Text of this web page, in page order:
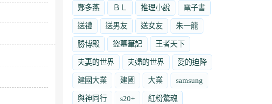
鄭多燕 ＢＬ 推理小說 電子書
送禮 送男友 送女友 朱一龍
勝博殿 盜墓筆記 王者天下
夫妻的世界 夫婦的世界 愛的迫降
建國大業 建國 大業 samsung
與神同行 s20+ 紅粉驚魂